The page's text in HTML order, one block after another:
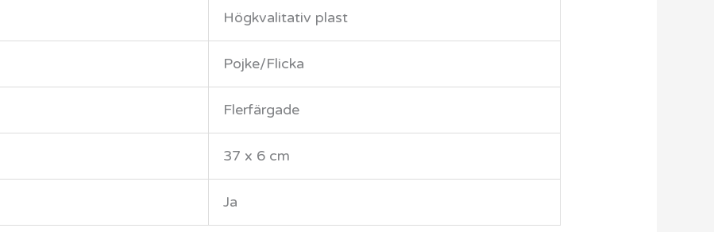
Högkvalitativ plast
Pojke/Flicka
Flerfärgade
37 x 6 cm
Ja